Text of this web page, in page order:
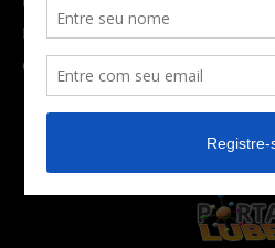
Newsletter
Carros Verdes e Novas